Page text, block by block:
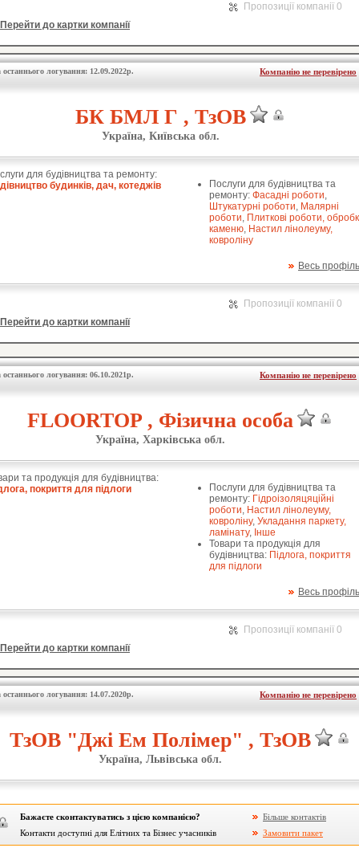
Пропозиції компанії 0
Перейти до картки компанії
останнього логування: 12.09.2022р. Компанію не перевірено
БК БМЛ Г , ТзОВ
Україна, Київська обл.
для будівництва та ремонту:
будинків, дач, котеджів
Послуги для будівництва та
ремонту: Фасадні роботи,
Штукатурні роботи, Малярні
роботи, Плиткові роботи,
каменю, Настил лінолеуму,
ковроліну
Весь профіль
Пропозиції компанії 0
Перейти до картки компанії
останнього логування: 06.10.2021р. Компанію не перевірено
FLOORTOP , Фізична особа
Україна, Харківська обл.
та продукція для будівництва:
покриття для підлоги
Послуги для будівництва та
ремонту: Гідроізоляцяційні
роботи, Настил лінолеуму,
ковроліну, Укладання паркету,
ламінату, Інше
Товари та продукція для
будівництва: Підлога, покриття
для підлоги
Весь профіль
Пропозиції компанії 0
Перейти до картки компанії
останнього логування: 14.07.2020р. Компанію не перевірено
ТзОВ "Джі Ем Полімер" , ТзОВ
Україна, Львівська обл.
Бажаєте сконтактуватись з цією компанією?
Контакти доступні для Елітних та Бізнес учасників
Більше контактів
Замовити пакет